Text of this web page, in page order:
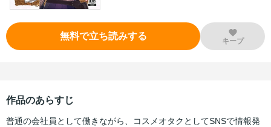
無料で立ち読みする キープ
作品のあらすじ
普通の会社員として働きながら、コスメオタクとしてSNSで情報発